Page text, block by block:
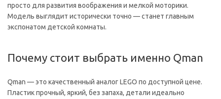
просто для развития воображения и мелкой моторики.
Модель выглядит исторически точно — станет главным
экспонатом детской комнаты.
Почему стоит выбрать именно Qman
Qman — это качественный аналог LEGO по доступной цене.
Пластик прочный, яркий, без запаха, детали идеально